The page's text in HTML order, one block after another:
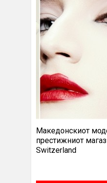
Македонскиот
престижниот
Switzerland